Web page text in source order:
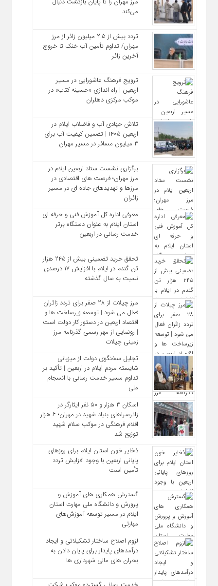
می‌کند
تردد بیش از ۲.۵ میلیون زائر از مرز
مهران/ تداوم تأمین آب خنک تا خروج
آخرین زائر
ترویج فرهنگ عاشورایی در مسیر
اربعین | راه‌ اندازی «حسینه کتاب» در
موکب مرکزی دهلران
تلاش جهادی آب و فاضلاب ایلام در
اربعین ۱۴۰۵ | تضمین کیفیت آب برای
۳ میلیون مسافر در مسیر مهران
برگزاری نشست ستاد اربعین ایلام در
مرز مهران؛ فرصت‌ های اقتصادی در
مرزها و تهدیدهای جاده‌ ای در مسیر
زائران
معرفی اداره کل آموزش فنی و حرفه‌ ای
استان ایلام به‌ عنوان دستگاه برتر
خدمت‌ رسانی در اربعین
تحقق خرید تضمینی بیش از ۲۴۵ هزار
تن گندم در ایلام با افزایش ۱۷ درصدی
نسبت به سال گذشته
مرز چیلات از ۲۸ صفر برای تردد زائران
فعال می‌ شود | توسعه زیرساخت‌ ها و
اقتصاد اربعین در دستور کار دولت است
| رونمایی از مهر رسمی گذرنامه مرز
زمینی چیلات
تجلیل سخنگوی دولت از میزبانی
شایسته مردم ایلام در اربعین | تأکید بر
تداوم مسیر خدمت‌ رسانی با انسجام
ملی
اسکان ۳ هزار و ۵۰ نفر ایثارگر در
زائرسراهای بنیاد شهید در مهران؛ ۶ هزار
اقلام فرهنگی در موکب سلام شهید
توزیع شد
ذخایر خون استان ایلام برای روزهای
پایانی اربعین با وجود افزایش تردد
تأمین است
گسترش همکاری‌ های آموزش و
پرورش و دانشگاه ملی مهارت استان
ایلام در مسیر توسعه آموزش‌های
مهارتی
لزوم اصلاح ساختار تشکیلاتی و ایجاد
درآمدهای پایدار برای پایان دادن به
بحران‌ های مالی شهرداری‌ ها